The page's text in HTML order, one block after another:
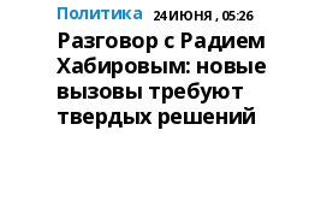
Политика 24 ИЮНЯ , 05:26
Разговор с Радием
Хабировым: новые
вызовы требуют
твердых решений